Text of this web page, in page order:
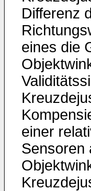
Differenz
eines die
einer
Sensoren